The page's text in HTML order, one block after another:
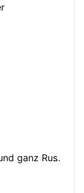
Russland